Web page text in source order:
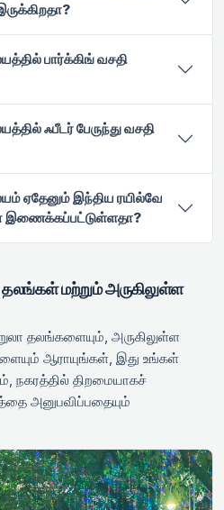
பார்க்கிங் வசதி
ஃபீடர் பேருந்து வசதி
ஏதேனும் இந்திய ரயில்வே
இணைக்கப்பட்டுள்ளதா?
மற்றும் அருகிலுள்ள
தலங்களையும், அருகிலுள்ள
ஆராயுங்கள், இது உங்கள்
நகரத்தில் திறமையாகச்
அனுபவிப்பதையும்